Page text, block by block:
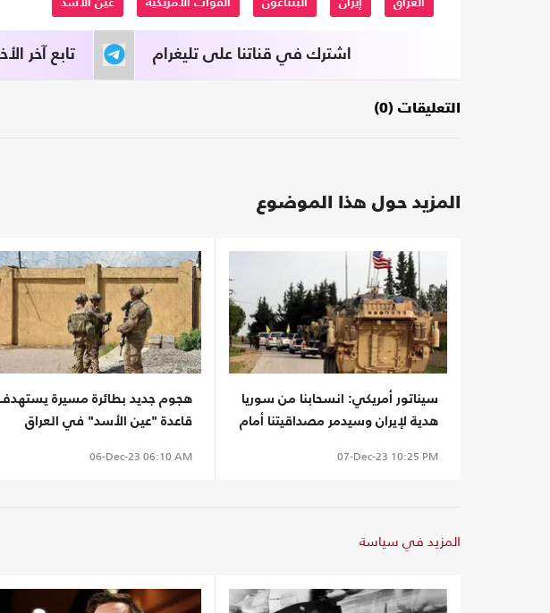
العراق إيران البنتاغون القوات الأمريكية عين الأسد
تابع آخر اشترك في قناتنا على تليغرام
التعليقات (0)
المزيد حول هذا الموضوع
سيناتور أمريكي: انسحابنا من سوريا
هدية لإيران وسيدمر مصداقيتنا أمام
07-Dec-23 10:25 PM
هجوم جديد بطائرة مسيرة
قاعدة "عين الأسد" في العراق
06-Dec-23 06:10 AM
المزيد في سياسة